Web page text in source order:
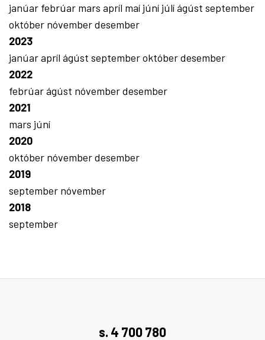
janúar febrúar mars apríl maí júní júlíágúst september
október nóvemberdesember
2023
janúarapríl ágúst septemberoktóberdesember
2022
febrúarágúst nóvemberdesember
2021
mars júní
2020
október nóvemberdesember
2019
september nóvember
2018
september
s. 4 700 780